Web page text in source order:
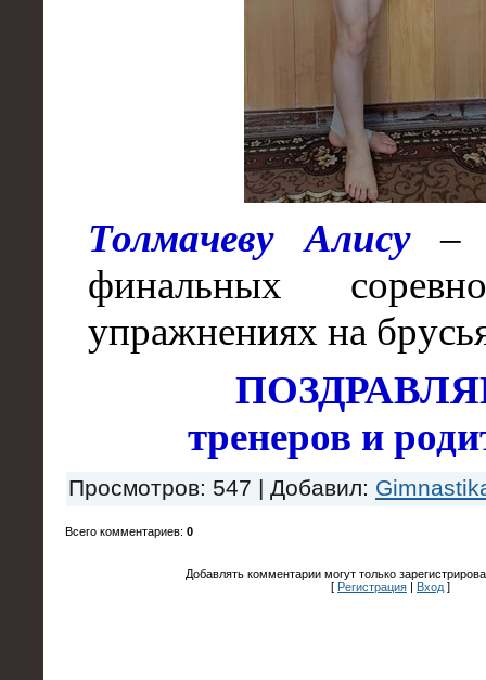
Толмачеву Алису–
финальных
упражнениях на
тренеров и
Просмотров: 547 | Добавил:
Всего комментариев: 0
Добавлять комментарии могут только
[ Регистрация | Вход ]